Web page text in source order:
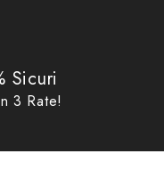
Sicuri
3 Rate!